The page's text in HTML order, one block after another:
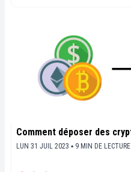
Comment déposer des
LUN 31 JUIL 2023 ▪ 9 MIN DE LECTURE